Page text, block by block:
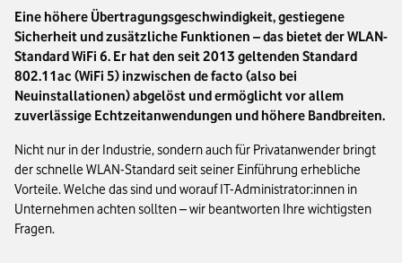
Eine höhere Übertragungsgeschwindigkeit, gestiegene
Sicherheit und zusätzliche Funktionen – das bietet der WLAN-
Standard WiFi 6. Er hat den seit 2013 geltenden Standard
802.11ac (WiFi 5) inzwischen de facto (also bei
Neuinstallationen) abgelöst und ermöglicht vor allem
zuverlässige Echtzeitanwendungen und höhere Bandbreiten.
Nicht nur in der Industrie, sondern auch für Privatanwender bringt
der schnelle WLAN-Standard seit seiner Einführung erhebliche
Vorteile. Welche das sind und worauf IT-Administrator:innen in
Unternehmen achten sollten – wir beantworten Ihre wichtigsten
Fragen.